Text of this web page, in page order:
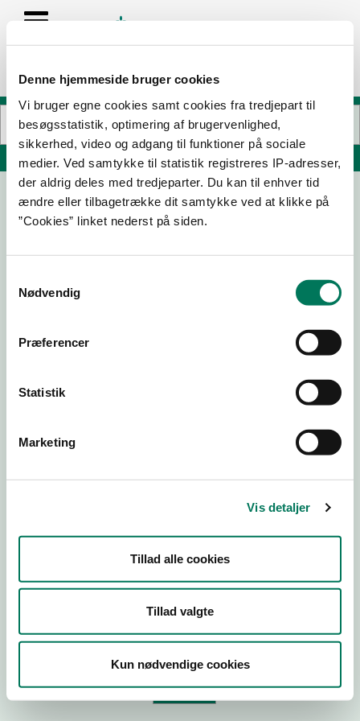
Denne hjemmeside bruger cookies
Vi bruger egne cookies samt cookies fra tredjepart til
besøgsstatistik, optimering af brugervenlighed,
sikkerhed, video og adgang til funktioner på sociale
medier. Ved samtykke til statistik registreres IP-adresser,
der aldrig deles med tredjeparter. Du kan til enhver tid
ændre eller tilbagetrække dit samtykke ved at klikke på
”Cookies” linket nederst på siden.
Nødvendig
Præferencer
Statistik
Marketing
Vis detaljer
Tillad alle cookies
Tillad valgte
Kun nødvendige cookies
Søg på adresse, postnummer, by, firmanavn
Virksomhedstype
ID-nummer
P-nr
Tilføj smiley til dit website
Kopier link til at indsætte på virksomhedens hjemmeside